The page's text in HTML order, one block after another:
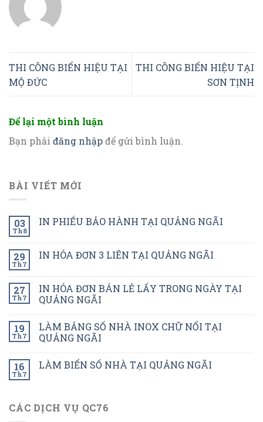
THI CÔNG BIỂN HIỆU TẠI
MỘ ĐỨC
THI CÔNG BIỂN HIỆU TẠI
SƠN TỊNH
Để lại một bình luận
Bạn phải đăng nhậpđể gửi bình luận.
BÀI VIẾT MỚI
03
Th8
IN PHIẾU BẢO HÀNH TẠI QUẢNG NGÃI
29
Th7
IN HÓA ĐƠN 3 LIÊN TẠI QUẢNG NGÃI
27
Th7
IN HÓA ĐƠN BÁN LẺ LẤY TRONG NGÀY TẠI
QUẢNG NGÃI
19
Th7
LÀM BẢNG SỐ NHÀ INOX CHỮ NỔI TẠI
QUẢNG NGÃI
16
Th7
LÀM BIỂN SỐ NHÀ TẠI QUẢNG NGÃI
CÁC DỊCH VỤ QC76